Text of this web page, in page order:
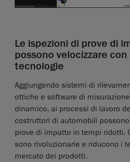
Le ispezioni di prove di
possono velocizzare con
tecnologie
Aggiungendo sistemi di
ottiche e software di
dinamico, ai processi di lavoro
costruttori di automobili
prove di impatto in tempi ridotti.
sono rivoluzionarie e riducono i
mercato dei prodotti.